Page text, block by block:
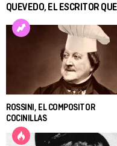
QUEVEDO, EL ESCRITOR
ROSSINI, EL COMPOSITOR
COCINILLAS